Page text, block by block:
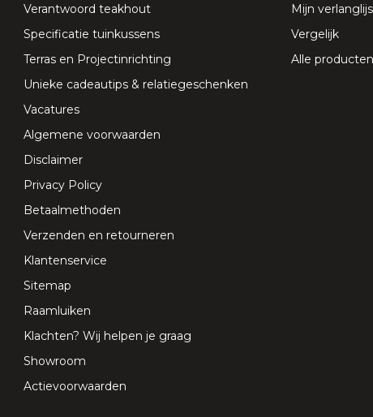
Verantwoord teakhout
Specificatie tuinkussens
Terras en Projectinrichting
Unieke cadeautips & relatiegeschenken
Vacatures
Algemene voorwaarden
Disclaimer
Privacy Policy
Betaalmethoden
Verzenden en retourneren
Klantenservice
Sitemap
Raamluiken
Klachten? Wij helpen je graag
Showroom
Actievoorwaarden
Mijn
Vergelijk
Alle producten